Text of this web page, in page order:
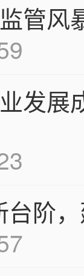
管风
发展
阶